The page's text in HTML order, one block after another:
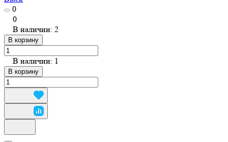
0
0
В наличии: 2
В корзину
В наличии: 1
В корзину